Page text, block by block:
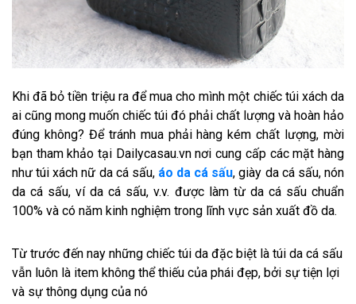
Khi đã bỏ tiền triệu ra để mua cho mình một chiếc túi xách da
ai cũng mong muốn chiếc túi đó phải chất lượng và hoàn hảo
đúng không? Để tránh mua phải hàng kém chất lượng, mời
bạn tham khảo tại Dailycasau.vn nơi cung cấp các mặt hàng
như túi xách nữ da cá sấu, áo da cá sấu, giày da cá sấu, nón
da cá sấu, ví da cá sấu, v.v. được làm từ da cá sấu chuẩn
100% và có năm kinh nghiệm trong lĩnh vực sản xuất đồ da.
Từ trước đến nay những chiếc túi da đặc biệt là túi da cá sấu
vẫn luôn là item không thể thiếu của phái đẹp, bởi sự tiện lợi
và sự thông dụng của nó